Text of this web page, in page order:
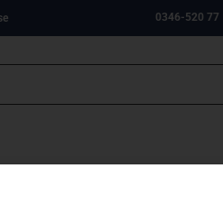
0346-520 77